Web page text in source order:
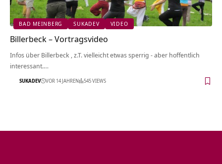
BAD MEINBERG SUKADEV VIDEO
Billerbeck‏‎ – Vortragsvideo
Infos über Billerbeck‏‎ , z.T. vielleicht etwas sperrig - aber hoffentlich
interessant.…
SUKADEV VOR 14 JAHREN 545 VIEWS